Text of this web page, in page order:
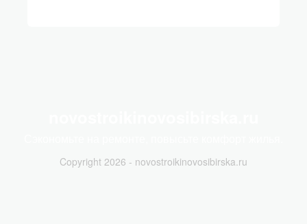
Copyright 2026 - novostroikinovosibirska.ru